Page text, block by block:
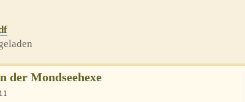
der Mondseehexe